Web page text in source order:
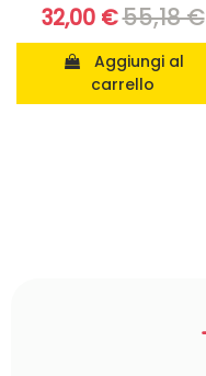
32,00 €55,18 €
carrello